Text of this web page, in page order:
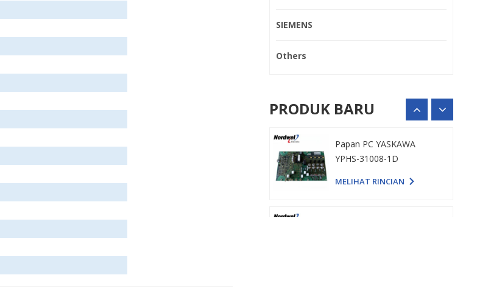
SIEMENS
Others
PRODUK BARU
MELIHAT RINCIAN
Papan daya Schneider
PN658743P4
MELIHAT RINCIAN